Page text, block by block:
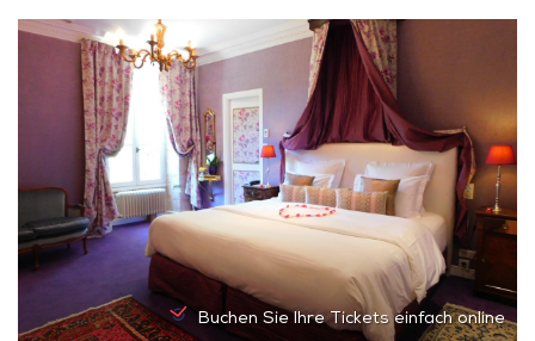
Buchen Sie Ihre Tickets einfach online